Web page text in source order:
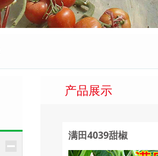
产品展示
满田4039甜椒